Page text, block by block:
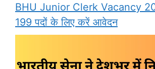
BHU Junior Clerk Vacancy
199 पदों के लिए करें आवेदन